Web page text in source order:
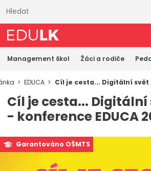
obsahu
Management škol Žáci a rodiče
EDUCA Cíl je cesta... Digitální svět
Cíl je cesta...
- konference EDUCA
Garantováno OŠMTS